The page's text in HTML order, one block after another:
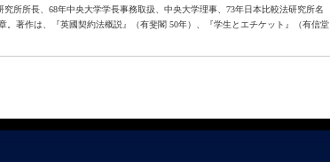
所所長、68年中央大学学長事務取扱、中央大学理事、73年日本比較法研究所名
著作は、『英國契約法概説』（有斐閣 50年）、『学生とエチケット』（有信堂